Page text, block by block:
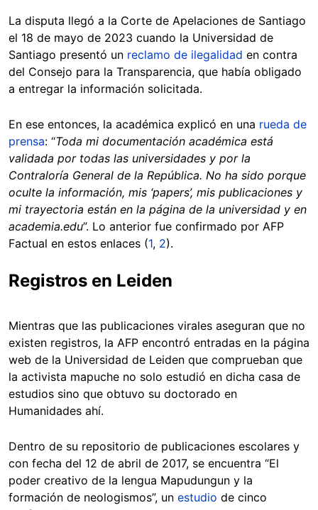
La disputa llegó a la Corte de Apelaciones de Santiago
el 18 de mayo de 2023 cuando la Universidad de
Santiago presentó un reclamo de ilegalidad en contra
del Consejo para la Transparencia, que había obligado
a entregar la información solicitada.
En ese entonces, la académica explicó en una rueda de
prensa: “Toda mi documentación académica está
validada por todas las universidades y por la
Contraloría General de la República. No ha sido porque
oculte la información, mis ‘papers’, mis publicaciones y
mi trayectoria están en la página de la universidad y en
academia.edu”. Lo anterior fue confirmado por AFP
Factual en estos enlaces (1, 2).
Registros en Leiden
Mientras que las publicaciones virales aseguran que no
existen registros, la AFP encontró entradas en la página
web de la Universidad de Leiden que comprueban que
la activista mapuche no solo estudió en dicha casa de
estudios sino que obtuvo su doctorado en
Humanidades ahí.
Dentro de su repositorio de publicaciones escolares y
con fecha del 12 de abril de 2017, se encuentra “El
poder creativo de la lengua Mapudungun y la
formación de neologismos”, un estudio de cinco